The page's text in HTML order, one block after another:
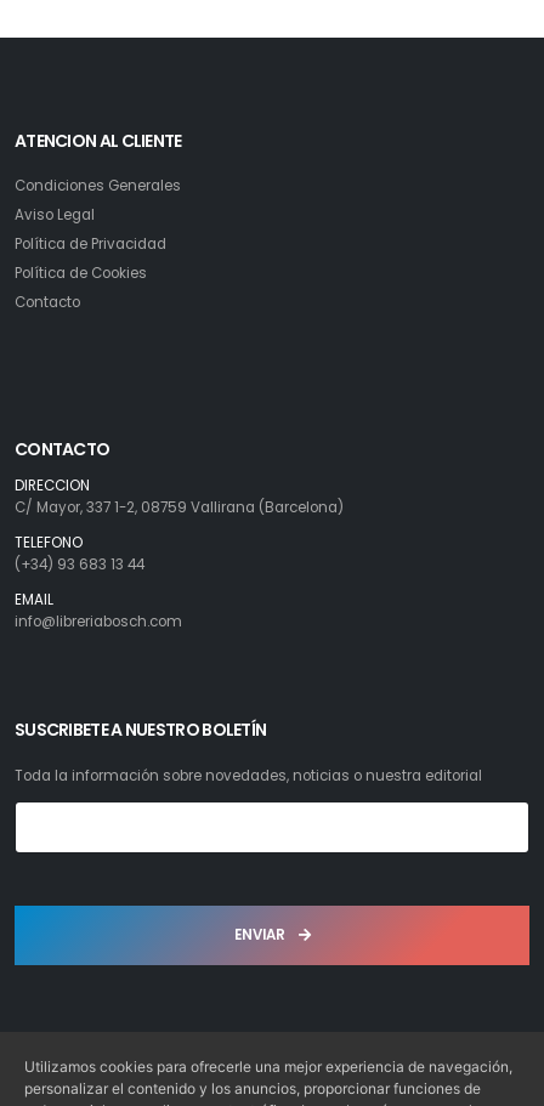
ATENCION AL CLIENTE
Condiciones Generales
Aviso Legal
Política de Privacidad
Política de Cookies
Contacto
CONTACTO
DIRECCION
C/ Mayor, 337 1-2, 08759 Vallirana (Barcelona)
TELEFONO
(+34) 93 683 13 44
EMAIL
info@libreriabosch.com
SUSCRIBETE A NUESTRO BOLETÍN
Toda la información sobre novedades, noticias o nuestra editorial
ENVIAR
Utilizamos cookies para ofrecerle una mejor experiencia de navegación,
personalizar el contenido y los anuncios, proporcionar funciones de